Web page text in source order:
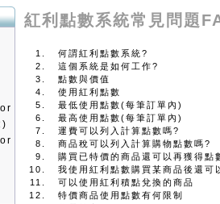
紅利點數系統常見問題
何謂紅利點數系統?
這個系統是如何工作?
點數與價值
使用紅利點數
最低使用點數(每筆訂單內)
最高使用點數(每筆訂單內)
運費可以列入計算點數嗎?
商品稅可以列入計算購物點數嗎?
購買已特價的商品還可以再獲得點
我使用紅利點數購買某商品後還可
可以使用紅利積點兌換的商品
特價商品使用點數有何限制